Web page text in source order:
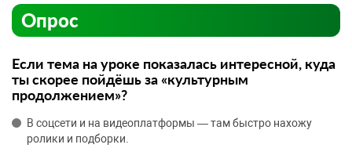
Опрос
Если тема на уроке показалась интересной, куда
ты скорее пойдёшь за «культурным
продолжением»?
В соцсети и на видеоплатформы — там быстро нахожу
ролики и подборки.